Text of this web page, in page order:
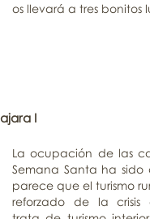
os llevará a tres bonitos
I
La ocupación de las
Semana Santa ha sido
parece que el turismo
reforzado de la crisis